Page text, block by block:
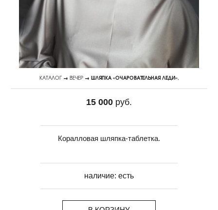
КАТАЛОГ→ ВЕЧЕР→ ШЛЯПКА «ОЧАРОВАТЕЛЬНАЯ ЛЕДИ».
Коралловая шляпка-таблетка.
наличие: есть
15 000руб.